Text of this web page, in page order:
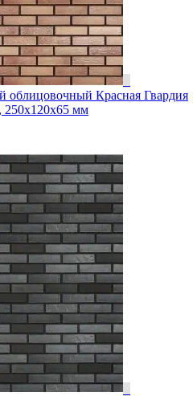
облицовочный Красная Гвардия
250x120x65 мм